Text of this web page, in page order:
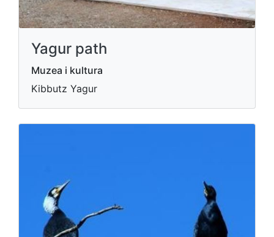
Yagur path
Muzea i kultura
Kibbutz Yagur